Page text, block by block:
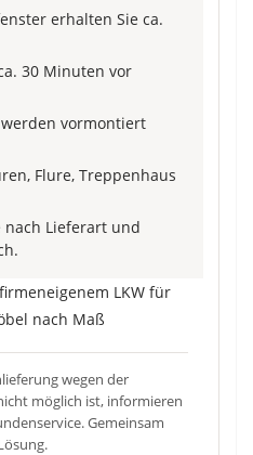
erhalten Sie ca.
30 Minuten vor
vormontiert
Flure, Treppenhaus
Lieferart und
wegen der
möglich ist, informieren
Gemeinsam